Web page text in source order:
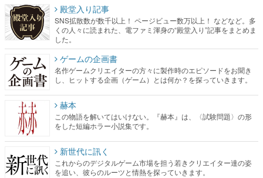
殿堂入り記事
SNS拡散数が数千以上！ ページビュー数万以上！ などなど。多
くの人々に読まれた、電ファミ渾身の“殿堂入り”記事をまとめま
した。
ゲームの企画書
名作ゲームクリエイターの方々に製作時のエピソードをお聞き
し、ヒットする企画（ゲーム）とは何か？を探っていきます。
赫本
この物語を解いてはいけない。『赫本』は、〈試験問題〉の形
をした短編ホラー小説集です。
新世代に訊く
これからのデジタルゲーム市場を担う若きクリエイター達の姿
を追い、彼らのルーツと情熱を探っていきます。